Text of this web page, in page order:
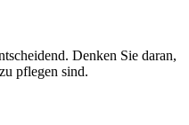
Denken Sie daran,
pflegen sind.